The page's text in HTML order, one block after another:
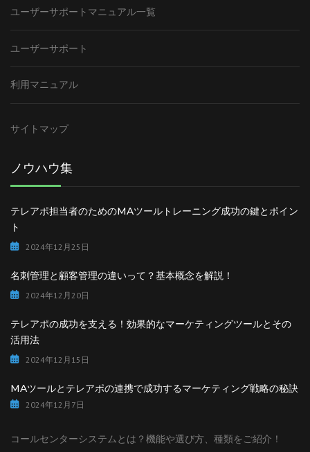
ユーザーサポートマニュアル一覧
ユーザーサポート
利用マニュアル
サイトマップ
ノウハウ集
テレアポ担当者のためのMAツールトレーニング成功の鍵とポイン
ト
2024年12月25日
名刺管理と顧客管理の違いって？基本概念を解説！
2024年12月20日
テレアポの成功を支える！効果的なマーケティングツールとその
活用法
2024年12月15日
MAツールとテレアポの連携で成功するマーケティング戦略の秘訣
2024年12月7日
コールセンターシステムとは？機能や選び方、種類をご紹介！